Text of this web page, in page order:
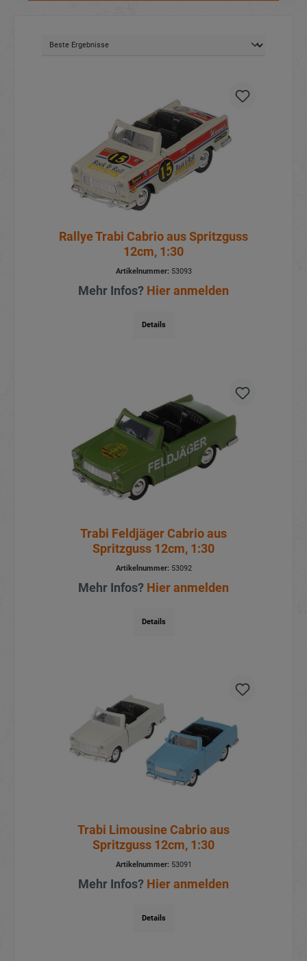
Rallye Trabi Cabrio aus Spritzguss
12cm, 1:30
Artikelnummer:53093
Mehr Infos? Hier anmelden
Details
Trabi Feldjäger Cabrio aus
Spritzguss 12cm, 1:30
Artikelnummer:53092
Mehr Infos? Hier anmelden
Details
Trabi Limousine Cabrio aus
Spritzguss 12cm, 1:30
Artikelnummer:53091
Mehr Infos? Hier anmelden
Details